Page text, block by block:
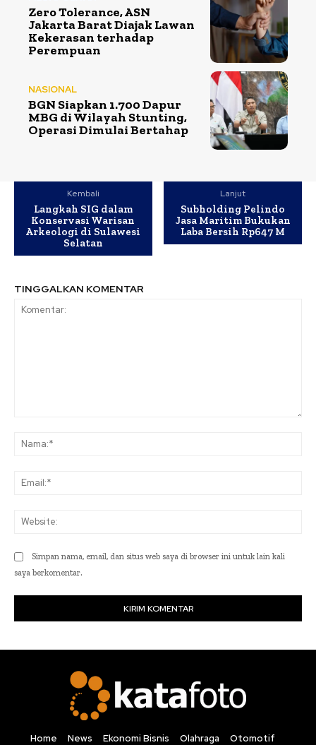
Zero Tolerance, ASN
Jakarta Barat Diajak Lawan
Kekerasan terhadap
Perempuan
NASIONAL
BGN Siapkan 1.700 Dapur
MBG di Wilayah Stunting,
Operasi Dimulai Bertahap
Kembali
Langkah SIG dalam
Konservasi Warisan
Arkeologi di Sulawesi
Selatan
Lanjut
Subholding Pelindo
Jasa Maritim Bukukan
Laba Bersih Rp647 M
TINGGALKAN KOMENTAR
Simpan nama, email, dan situs web saya di browser ini untuk lain kali
saya berkomentar.
Home News Ekonomi Bisnis Olahraga
Otomotif